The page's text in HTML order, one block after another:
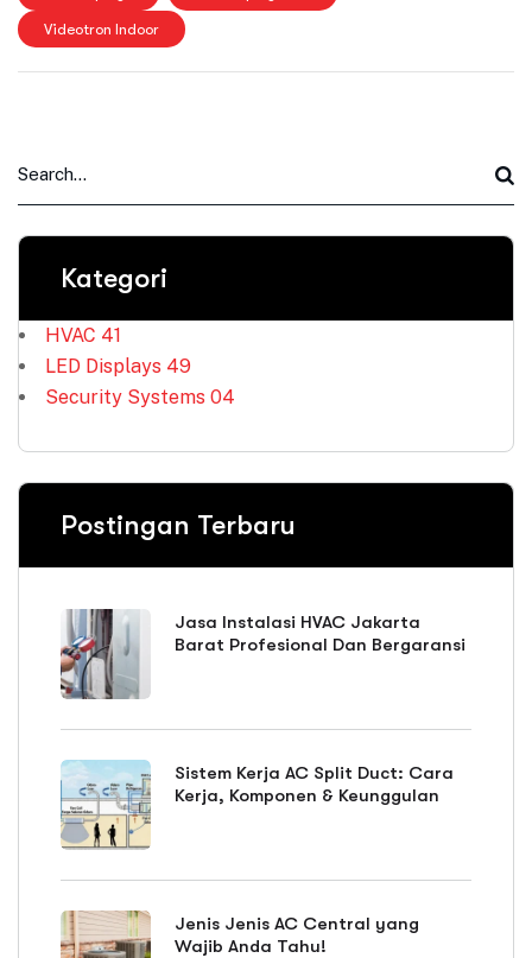
Videotron Indoor
Kategori
HVAC 41
LED Displays 49
Security Systems 04
Postingan Terbaru
Jasa Instalasi HVAC Jakarta
Barat Profesional Dan Bergaransi
Sistem Kerja AC Split Duct: Cara
Kerja, Komponen & Keunggulan
Jenis Jenis AC Central yang
Wajib Anda Tahu!